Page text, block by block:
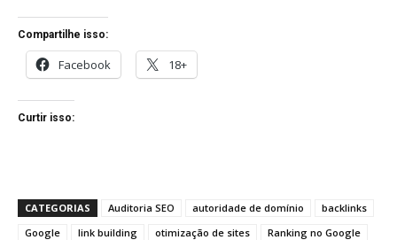
Compartilhe isso:
Facebook 18+
Curtir isso:
CATEGORIAS Auditoria SEO autoridade de domínio
backlinks
Google
link building otimização de sites
Ranking no Google